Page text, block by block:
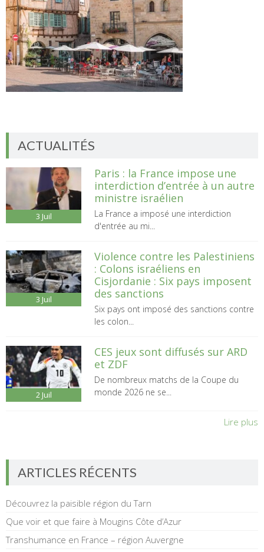
ACTUALITÉS
3 Juil
Paris : la France impose une
interdiction d’entrée à un autre
ministre israélien
La France a imposé une interdiction
d'entrée au mi...
3 Juil
Violence contre les Palestiniens
: Colons israéliens en
Cisjordanie : Six pays imposent
des sanctions
Six pays ont imposé des sanctions contre
les colon...
2 Juil
CES jeux sont diffusés sur ARD
et ZDF
De nombreux matchs de la Coupe du
monde 2026 ne se...
Lire plus
ARTICLES RÉCENTS
Découvrez la paisible région du Tarn
Que voir et que faire à Mougins Côte d’Azur
Transhumance en France – région Auvergne